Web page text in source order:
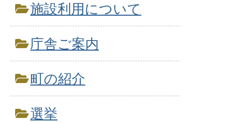
施設利用について
庁舎ご案内
町の紹介
選挙